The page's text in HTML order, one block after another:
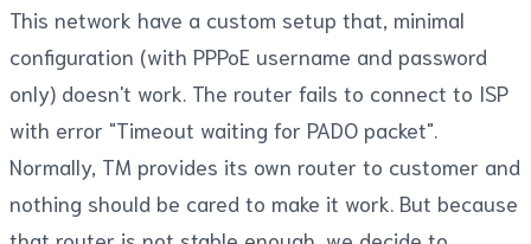
This network have a custom setup that, minimal
configuration (with PPPoE username and password
only) doesn't work. The router fails to connect to ISP
with error "Timeout waiting for PADO packet".
Normally, TM provides its own router to customer and
nothing should be cared to make it work. But because